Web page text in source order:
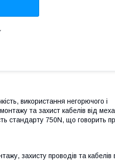
використання негорючого і
та захист кабелів від
стандарту 750N, що говорить
захисту проводів та кабелів